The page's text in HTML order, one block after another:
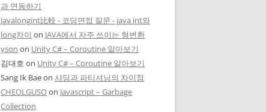
과 연동하기
Javalongint比較 - 코딩면접 질문 - java int와
long차이 on JAVA에서 자주 쓰이는 형변환
yson on Unity C# – Coroutine 알아보기
김대호 on Unity C# – Coroutine 알아보기
Sang Ik Baeon 샤딩과 파티셔닝의 차이점
CHEOLGUSOon Javascript – Garbage
Collection